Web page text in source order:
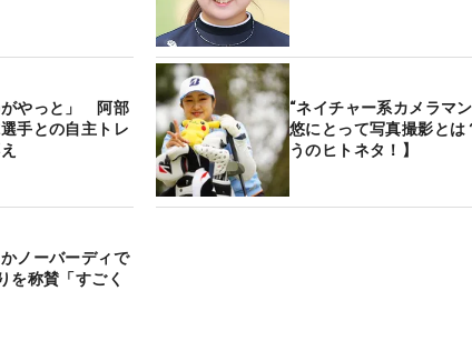
がやっと」 阿部
手との自主トレ
“ネイチャー系カメラマ
悠にとって写真撮影とは
うのヒトネタ！】
ノーバーディで
称賛「すごく